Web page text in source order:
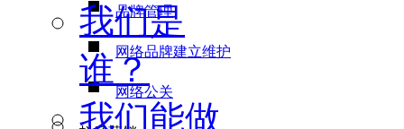
品牌管理
网络品牌建立维护
网络公关
我们是
谁？
我们能做